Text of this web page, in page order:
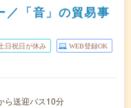
／「音」の貿易事
日祝日が休み WEB登録OK
ら送迎バス10分